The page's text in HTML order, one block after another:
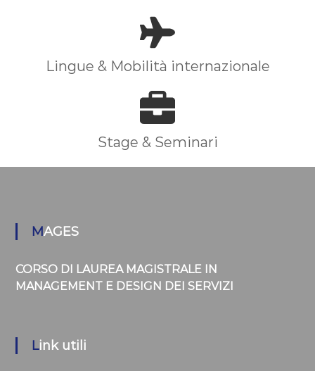
Lingue & Mobilità internazionale
Stage & Seminari
MAGES
CORSO DI LAUREA MAGISTRALE IN
MANAGEMENT E DESIGN DEI SERVIZI
Link utili